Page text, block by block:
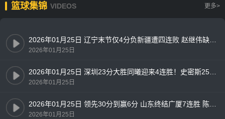
篮球集锦 VIDEOS 更多>
2026年01月25日
2026年01月25日
2026年01月25日